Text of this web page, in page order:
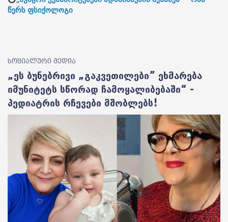
წერს ფსიქოლოგი
სოციალური მედია
„ეს ბუნებრივი „გაკვეთილები” ეხმარება
იმუნიტეტს სწორად ჩამოყალიბებაში“ -
პედიატრის რჩევები მშობლებს!